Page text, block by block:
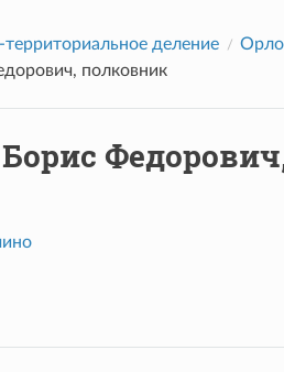
деление
полковник